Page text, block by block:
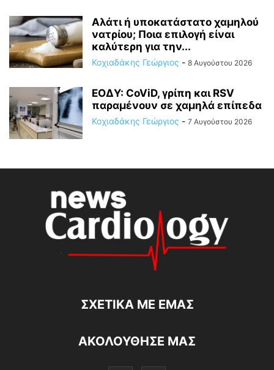
Αλάτι ή υποκατάστατο χαμηλού
νατρίου; Ποια επιλογή είναι
καλύτερη για την...
Κοχιαδάκης Γεώργιος - 8 Αυγούστου 2026
ΕΟΔΥ: CoViD, γρίπη και RSV
παραμένουν σε χαμηλά επίπεδα
Κοχιαδάκης Γεώργιος - 7 Αυγούστου 2026
ΣΧΕΤΙΚΆ ΜΕ ΕΜΆΣ
ΑΚΟΛΟΥΘΗΣΕ ΜΑΣ